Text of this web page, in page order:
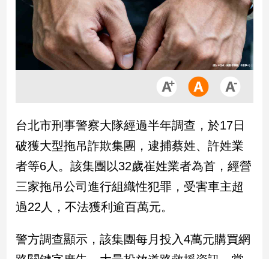
品
政
治
政
治
焦
點
民
台北市刑事警察大隊經過半年調查，於17日
破獲大型拖吊詐欺集團，逮捕蔡姓、許姓業
者等6人。該集團以32歲崔姓業者為首，經營
三家拖吊公司進行組織性犯罪，受害車主超
過22人，不法獲利逾百萬元。
警方調查顯示，該集團每月投入4萬元購買網